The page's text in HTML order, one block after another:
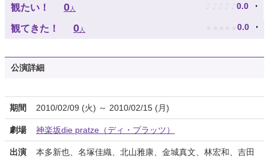
観たい！ 0人 ♪ ♪ ♪ ♪ ♪ 0.0
観てきた！ 0人 ★ ★ ★ ★ ★ 0.0
公演詳細
期間 2010/02/09 (火) ～ 2010/02/15 (月)
劇場 神楽坂die pratze（ディ・プラッツ）
出演
本多新也、名塚佳織、北山雅康、金城真文、林宏和、吉田